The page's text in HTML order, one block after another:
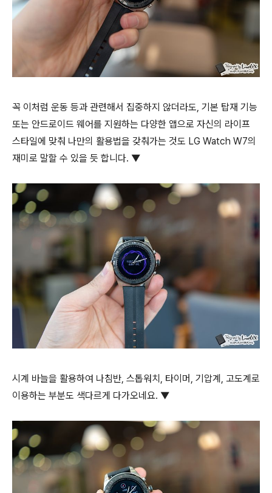
꼭 이처럼 운동 등과 관련해서 집중하지 않더라도, 기본 탑재 기능
또는 안드로이드 웨어를 지원하는 다양한 앱으로 자신의 라이프
스타일에 맞춰 나만의 활용법을 갖춰가는 것도 LG Watch W7의
재미로 말할 수 있을 듯 합니다. ▼
시계 바늘을 활용하여 나침반, 스톱워치, 타이머, 기압계, 고도계로
이용하는 부분도 색다르게 다가오네요. ▼